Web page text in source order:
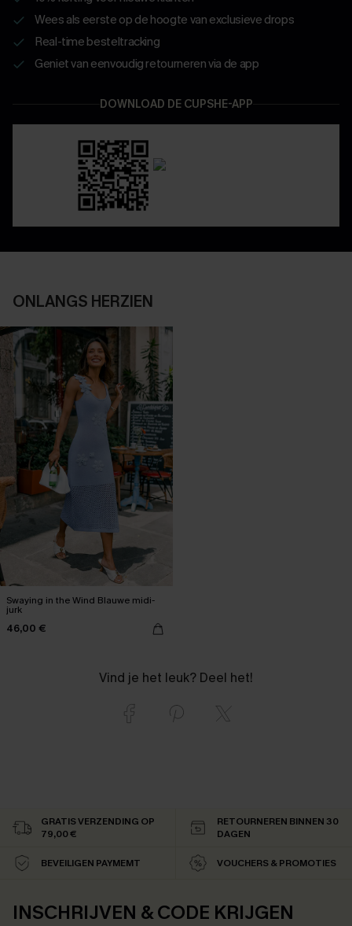
Wees als eerste op de hoogte van exclusieve drops
Real-time besteltracking
Geniet van eenvoudig retourneren via de app
DOWNLOAD DE CUPSHE-APP
ONLANGS HERZIEN
Swaying in the Wind Blauwe midi-
jurk
46,00 €
Vind je het leuk? Deel het!
GRATIS VERZENDING OP
79,00 €
RETOURNEREN BINNEN 30
DAGEN
BEVEILIGEN PAYMEMT VOUCHERS & PROMOTIES
INSCHRIJVEN & CODE KRIJGEN